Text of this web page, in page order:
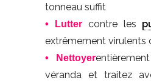
tonneau suffit
• Luttercontre les
extrêmement virulents
• Nettoyer
véranda et traitez